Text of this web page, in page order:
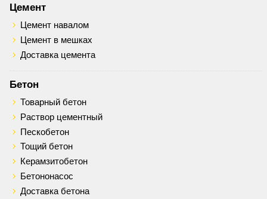
Цемент
Цемент навалом
Цемент в мешках
Доставка цемента
Бетон
Товарный бетон
Раствор цементный
Пескобетон
Тощий бетон
Керамзитобетон
Бетононасос
Доставка бетона